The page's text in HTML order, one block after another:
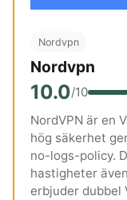
Nordvpn
Nordvpn
10.0/10
NordVPN är en
hög säkerhet
no-logs-policy.
hastigheter
erbjuder dubbel